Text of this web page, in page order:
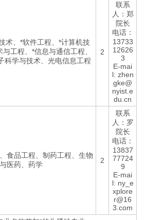
术、*软件工程、*计算机技
工程、*信息与通信工程、
科学与技术、光电信息工程
2
联系
人：郑
院长
电话：
13733
12626
3
E-mai
l: zhen
gke@
nyist.e
du.cn
食品工程、制药工程、生物
与医药、药学
2
联系
人：罗
院长
电话：
13837
77724
9
E-mai
l: ny_e
xplore
r@16
3.com